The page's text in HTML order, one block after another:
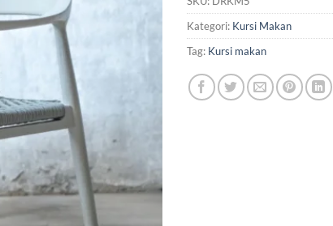
Kategori: Kursi Makan
Tag: Kursi makan